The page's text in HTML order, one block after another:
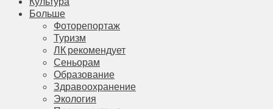
Больше
Фоторепортаж
Туризм
ЛК рекомендует
Сеньорам
Образование
Здравоохранение
Экология